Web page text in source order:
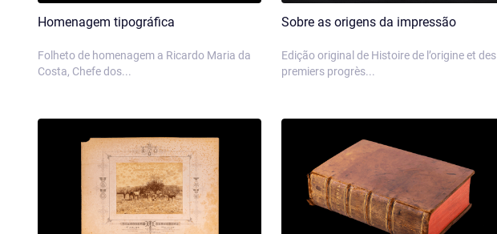
Homenagem tipográfica
Folheto de homenagem a Ricardo Maria da
Costa, Chefe dos...
Sobre as origens da impressão
Edição original de Histoire de l’origine et des
premiers progrès...